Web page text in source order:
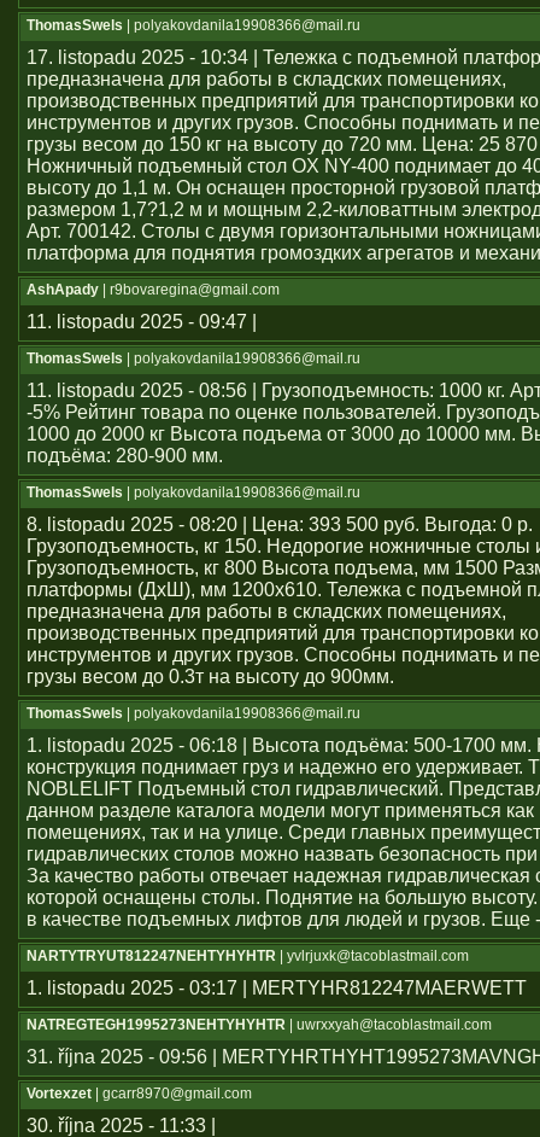
ThomasSwels | polyakovdanila19908366@mail.ru
17. listopadu 2025 - 10:34 | Тележка с подъемной
предназначена для работы в складских помещениях,
производственных предприятий для транспортировки
инструментов и других грузов. Способны поднимать и
грузы весом до 150 кг на высоту до 720 мм. Цена: 25
Ножничный подъемный стол OX NY-400 поднимает до
высоту до 1,1 м. Он оснащен просторной грузовой
размером 1,7?1,2 м и мощным 2,2-киловаттным
Арт. 700142. Столы с двумя горизонтальными
платформа для поднятия громоздких агрегатов и
AshApady | r9bovaregina@gmail.com
11. listopadu 2025 - 09:47 |
ThomasSwels | polyakovdanila19908366@mail.ru
11. listopadu 2025 - 08:56 | Грузоподъемность: 1000 кг.
-5% Рейтинг товара по оценке пользователей.
1000 до 2000 кг Высота подъема от 3000 до 10000 мм.
подъёма: 280-900 мм.
ThomasSwels | polyakovdanila19908366@mail.ru
8. listopadu 2025 - 08:20 | Цена: 393 500 руб. Выгода: 0 р.
Грузоподъемность, кг 150. Недорогие ножничные столы
Грузоподъемность, кг 800 Высота подъема, мм 1500
платформы (ДхШ), мм 1200x610. Тележка с подъемной
предназначена для работы в складских помещениях,
производственных предприятий для транспортировки
инструментов и других грузов. Способны поднимать и
грузы весом до 0.3т на высоту до 900мм.
ThomasSwels | polyakovdanila19908366@mail.ru
1. listopadu 2025 - 06:18 | Высота подъёма: 500-1700
конструкция поднимает груз и надежно его удерживает.
NOBLELIFT Подъемный стол гидравлический.
данном разделе каталога модели могут применяться
помещениях, так и на улице. Среди главных
гидравлических столов можно назвать безопасность
За качество работы отвечает надежная гидравлическая
которой оснащены столы. Поднятие на большую
в качестве подъемных лифтов для людей и грузов. Еще
NARTYTRYUT812247NEHTYHYHTR | yvlrjuxk@tacoblastmail.com
1. listopadu 2025 - 03:17 | MERTYHR812247MAERWETT
NATREGTEGH1995273NEHTYHYHTR | uwrxxyah@tacoblastmail.com
31. října 2025 - 09:56 |
Vortexzet | gcarr8970@gmail.com
30. října 2025 - 11:33 |